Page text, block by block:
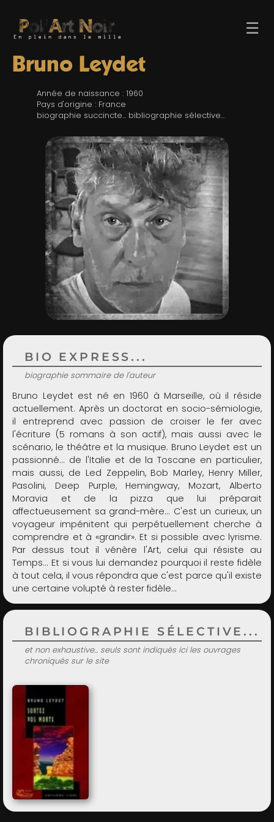
☰
TROMBINO
RECHERCHE
LIENS & FESTIVALS
UN POLAR AU HASARD
Bruno Leydet
Année de naissance : 1960
Pays d'origine : France
biographie succincte... bibliographie sélective...
BIO EXPRESS...
biographie sommaire de l'auteur
Bruno Leydet est né en 1960 à Marseille, où il réside
actuellement. Après un doctorat en socio-sémiologie,
il entreprend avec passion de croiser le fer avec
l'écriture (5 romans à son actif), mais aussi avec le
scénario, le théâtre et la musique. Bruno Leydet est un
passionné... de l'Italie et de la Toscane en particulier,
mais aussi, de Led Zeppelin, Bob Marley, Henry Miller,
Pasolini, Deep Purple, Hemingway, Mozart, Alberto
Moravia et de la pizza que lui préparait
affectueusement sa grand-mère... C'est un curieux, un
voyageur impénitent qui perpétuellement cherche à
comprendre et à «grandir». Et si possible avec lyrisme.
Par dessus tout il vénère l'Art, celui qui résiste au
Temps... Et si vous lui demandez pourquoi il reste fidèle
à tout cela, il vous répondra que c'est parce qu'il existe
une certaine volupté à rester fidèle...
BIBLIOGRAPHIE SÉLECTIVE...
et non exhaustive... seuls sont indiqués ici les ouvrages
chroniqués sur le site